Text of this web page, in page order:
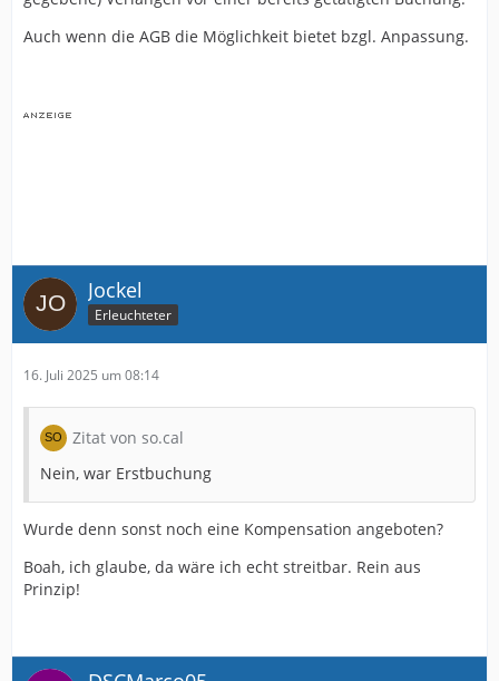
Auch wenn die AGB die Möglichkeit bietet bzgl. Anpassung.
Jockel
Erleuchteter
16. Juli 2025 um 08:14
Zitat von so.cal
Nein, war Erstbuchung
Wurde denn sonst noch eine Kompensation angeboten?
Boah, ich glaube, da wäre ich echt streitbar. Rein aus
Prinzip!